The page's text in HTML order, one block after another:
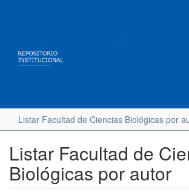
Listar Facultad de Ciencias Biológicas por
Listar Facultad de
Biológicas por autor